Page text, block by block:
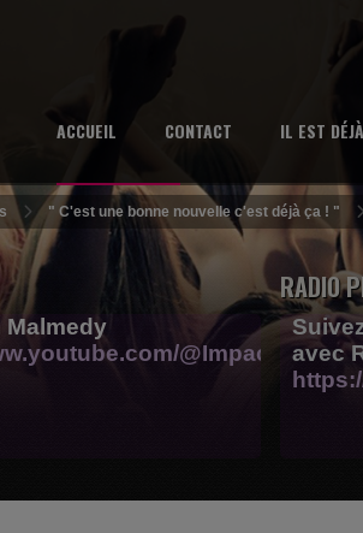
ACCUEIL CONTACT IL EST
" C'est une bonne nouvelle c'est déjà ça ! "
Malmedy
@Impactfm-
RADIO
avec